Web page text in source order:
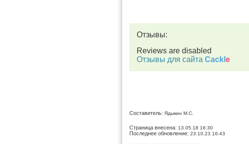
Отзывы:
Reviews are disabled
Отзывы для сайта Cackl e
Составитель: Ядыкин М.С.
Страница внесена: 13.05.18 16:30
Последнее обновление: 23.10.23 16:43